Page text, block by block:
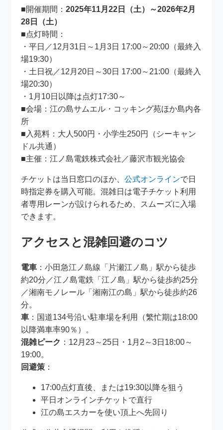
■開催期間：2025年11月22日（土）～2026年2月
28日（土）
■点灯時間：
・平日／12月31日～1月3日 17:00～20:00（最終入
場19:30）
・土日祝／12月20日～30日 17:00～21:00（最終入
場20:30）
・1月10日以降は点灯17:30～
■会場：江の島サムエル・コッキング苑ほか島内各
所
■入苑料：大人500円・小学生250円（シーキャン
ドル共通）
■主催：江ノ島電鉄株式会社／藤沢市観光協会
チケットは当日窓口のほか、公式オンラインで日
時指定券を購入可能。混雑日は電子チケット利用
者専用レーンが設けられるため、スムーズに入場
できます。
アクセスと混雑回避のコツ
電車 ：小田急江ノ島線「片瀬江ノ島」駅から徒歩
約20分／江ノ島電鉄「江ノ島」駅から徒歩約25分
／湘南モノレール「湘南江の島」駅から徒歩約26
分。
車 ：国道134号沿い駐車場を利用（繁忙期は18:00
以降満車率90％）。
混雑ピーク ：12月23～25日・1月2～3日18:00～
19:00。
回避策 ：
17:00点灯直後、または19:30以降を狙う
平日オンラインチケットで直行
江の島エスカーを使い頂上へ先回り